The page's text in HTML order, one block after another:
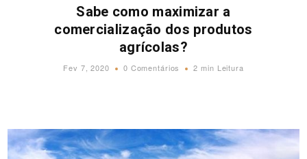
Sabe como maximizar a
comercialização dos produtos
agrícolas?
Fev 7, 2020 0 Comentários 2 min Leitura